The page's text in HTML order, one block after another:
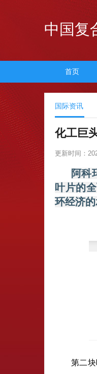
中国复
首页
国际资讯
化工巨
更新时间：
阿科
叶片的
环经济的
第二